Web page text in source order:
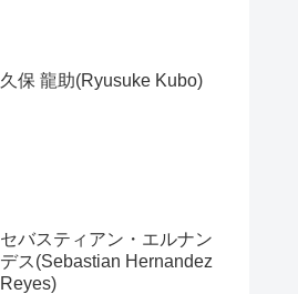
久保 龍助(Ryusuke Kubo)
セバスティアン・エルナン
デス(Sebastian Hernandez
Reyes)